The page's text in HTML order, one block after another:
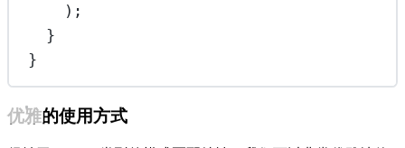
);
}
}
优雅的使用方式